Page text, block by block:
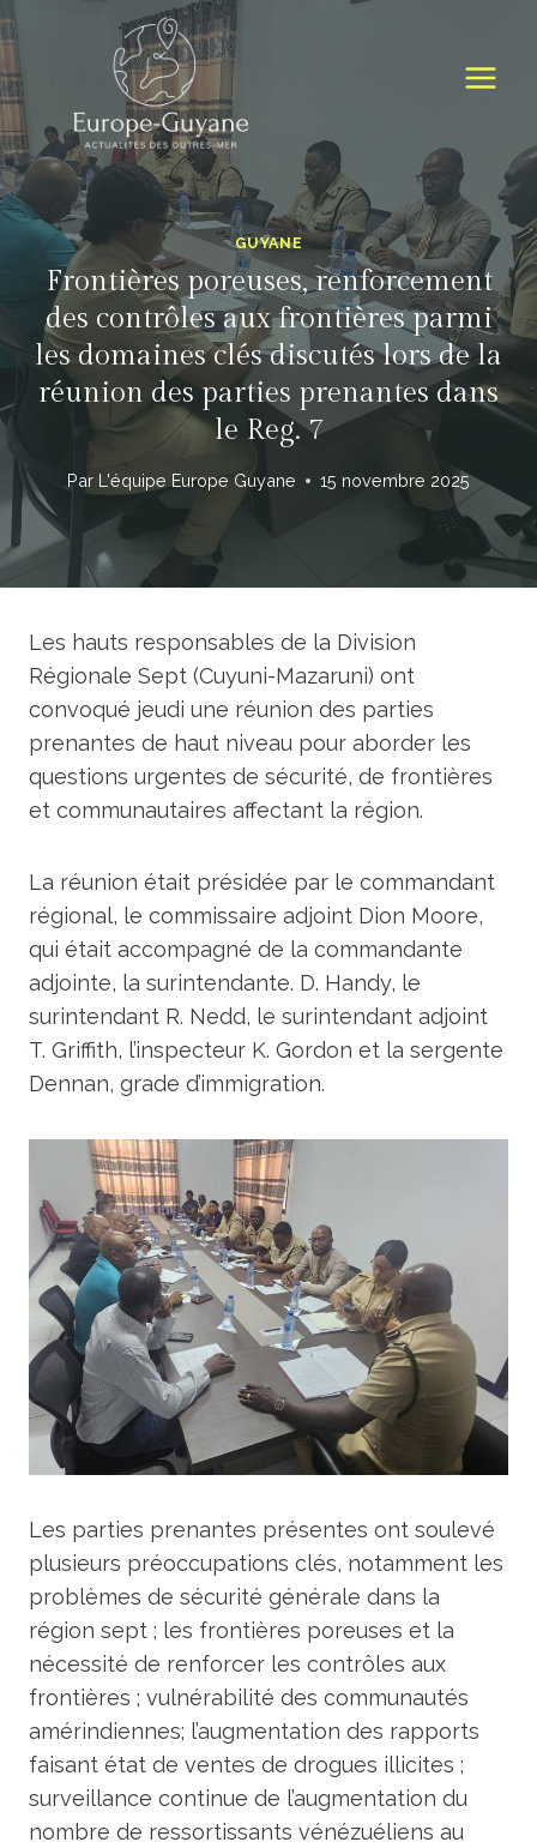
Skip
to
content
GUYANE
Frontières poreuses, renforcement
des contrôles aux frontières parmi
les domaines clés discutés lors de la
réunion des parties prenantes dans
le Reg. 7
Par L'équipe Europe Guyane 15 novembre 2025
Les hauts responsables de la Division
Régionale Sept (Cuyuni-Mazaruni) ont
convoqué jeudi une réunion des parties
prenantes de haut niveau pour aborder les
questions urgentes de sécurité, de frontières
et communautaires affectant la région.
La réunion était présidée par le commandant
régional, le commissaire adjoint Dion Moore,
qui était accompagné de la commandante
adjointe, la surintendante. D. Handy, le
surintendant R. Nedd, le surintendant adjoint
T. Griffith, l’inspecteur K. Gordon et la sergente
Dennan, grade d’immigration.
Les parties prenantes présentes ont soulevé
plusieurs préoccupations clés, notamment les
problèmes de sécurité générale dans la
région sept ; les frontières poreuses et la
nécessité de renforcer les contrôles aux
frontières ; vulnérabilité des communautés
amérindiennes; l’augmentation des rapports
faisant état de ventes de drogues illicites ;
surveillance continue de l’augmentation du
nombre de ressortissants vénézuéliens au